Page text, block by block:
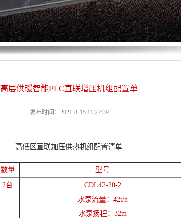
高层供暖智能PLC直联增压机组配置单
发布时间：2021-8-15 11:27:39
高低区直联加压供热机组配置清单
数量 型号
2台
CDL42-20-2
水泵流量：42t/h
水泵扬程：32m